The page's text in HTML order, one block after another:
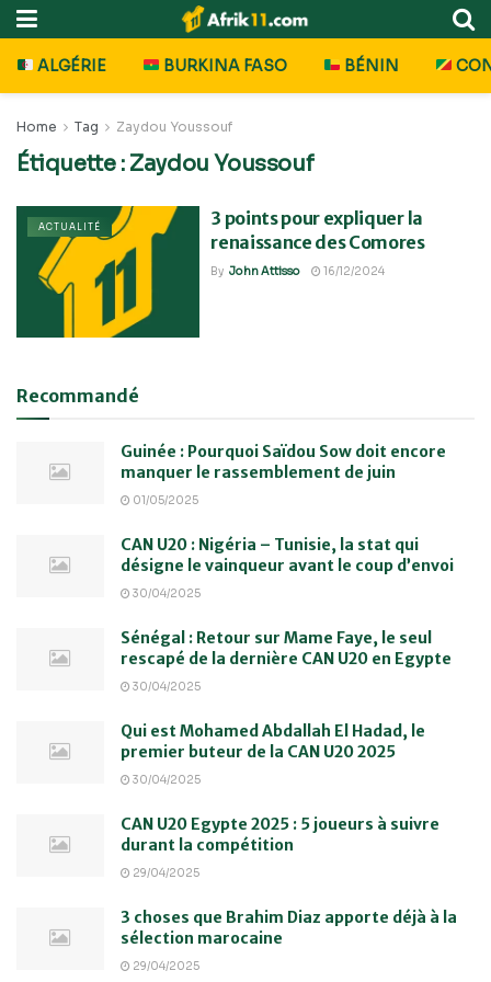
ALGÉRIE BURKINA FASO BÉNIN
Home Tag Zaydou Youssouf
Étiquette : Zaydou Youssouf
ACTUALITÉ
3 points pour expliquer la
renaissance des Comores
By John Attisso 16/12/2024
Recommandé
Guinée : Pourquoi Saïdou Sow doit encore
manquer le rassemblement de juin
01/05/2025
CAN U20 : Nigéria – Tunisie, la stat qui
désigne le vainqueur avant le coup d’envoi
30/04/2025
Sénégal : Retour sur Mame Faye, le seul
rescapé de la dernière CAN U20 en Egypte
30/04/2025
Qui est Mohamed Abdallah El Hadad, le
premier buteur de la CAN U20 2025
30/04/2025
CAN U20 Egypte 2025 : 5 joueurs à suivre
durant la compétition
29/04/2025
3 choses que Brahim Diaz apporte déjà à la
sélection marocaine
29/04/2025